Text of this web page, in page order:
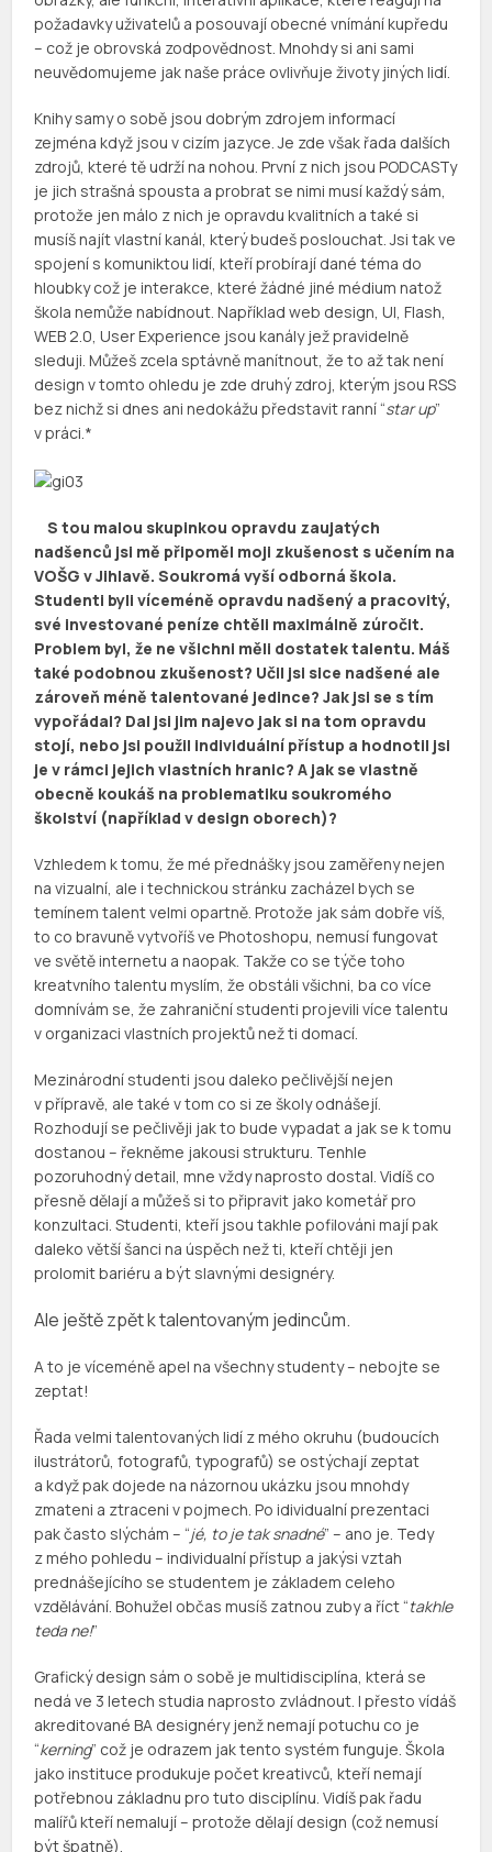
požadavky uživatelů a posouvají obecné vnímání kupředu
– což je obrovská zodpovědnost. Mnohdy si ani sami
neuvědomujeme jak naše práce ovlivňuje životy jiných lidí.
Knihy samy o sobě jsou dobrým zdrojem informací
zejména když jsou v cizím jazyce. Je zde však řada dalších
zdrojů, které tě udrží na nohou. První z nich jsou PODCASTy
je jich strašná spousta a probrat se nimi musí každý sám,
protože jen málo z nich je opravdu kvalitních a také si
musíš najít vlastní kanál, který budeš poslouchat. Jsi tak ve
spojení s komuniktou lidí, kteří probírají dané téma do
hloubky což je interakce, které žádné jiné médium natož
škola nemůže nabídnout. Například web design, UI, Flash,
WEB 2.0, User Experience jsou kanály jež pravidelně
sleduji. Můžeš zcela sptávně manítnout, že to až tak není
design v tomto ohledu je zde druhý zdroj, kterým jsou RSS
bez nichž si dnes ani nedokážu představit ranní “star up”
v práci.*
S tou malou skupinkou opravdu zaujatých
nadšenců jsi mě připoměl moji zkušenost s učením na
VOŠG v Jihlavě. Soukromá vyší odborná škola.
Studenti byli víceméně opravdu nadšený a pracovitý,
své investované peníze chtěli maximálně zúročit.
Problem byl, že ne všichni měli dostatek talentu. Máš
také podobnou zkušenost? Učil jsi sice nadšené ale
zároveň méně talentované jedince? Jak jsi se s tím
vypořádal? Dal jsi jim najevo jak si na tom opravdu
stojí, nebo jsi použil individuální přístup a hodnotil jsi
je v rámci jejich vlastních hranic? A jak se vlastně
obecně koukáš na problematiku soukromého
školství (například v design oborech)?
Vzhledem k tomu, že mé přednášky jsou zaměřeny nejen
na vizualní, ale i technickou stránku zacházel bych se
temínem talent velmi opartně. Protože jak sám dobře víš,
to co bravuně vytvoříš ve Photoshopu, nemusí fungovat
ve světě internetu a naopak. Takže co se týče toho
kreatvního talentu myslím, že obstáli všichni, ba co více
domnívám se, že zahraniční studenti projevili více talentu
v organizaci vlastních projektů než ti domací.
Mezinárodní studenti jsou daleko pečlivější nejen
v přípravě, ale také v tom co si ze školy odnášejí.
Rozhodují se pečlivěji jak to bude vypadat a jak se k tomu
dostanou – řekněme jakousi strukturu. Tenhle
pozoruhodný detail, mne vždy naprosto dostal. Vidíš co
přesně dělají a můžeš si to připravit jako kometář pro
konzultaci. Studenti, kteří jsou takhle pofilováni mají pak
daleko větší šanci na úspěch než ti, kteří chtěji jen
prolomit bariéru a být slavnými designéry.
Ale ještě zpět k talentovaným jedincům.
A to je víceméně apel na všechny studenty – nebojte se
zeptat!
Řada velmi talentovaných lidí z mého okruhu (budoucích
ilustrátorů, fotografů, typografů) se ostýchají zeptat
a když pak dojede na názornou ukázku jsou mnohdy
zmateni a ztraceni v pojmech. Po idividualní prezentaci
pak často slýchám – “jé, to je tak snadné” – ano je. Tedy
z mého pohledu – individualní přístup a jakýsi vztah
prednášejícího se studentem je základem celeho
vzdělávání. Bohužel občas musíš zatnou zuby a říct “takhle
teda ne!”
Grafický design sám o sobě je multidisciplína, která se
nedá ve 3 letech studia naprosto zvládnout. I přesto vídáš
akreditované BA designéry jenž nemají potuchu co je
“kerning” což je odrazem jak tento systém funguje. Škola
jako instituce produkuje počet kreativců, kteří nemají
potřebnou základnu pro tuto disciplínu. Vidíš pak řadu
malířů kteří nemalují – protože dělají design (což nemusí
být špatně).